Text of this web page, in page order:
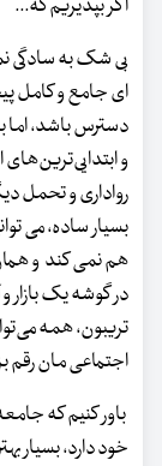
اگر بپذیریم که...
بی شک به سادگی
ای جامع و کامل
دسترس باشد، اما
و
رواداری و تحمل
بسیار ساده، می
هم نمی کند و
در گوشه یک
تریبون، همه
اجتماعی مان رقم
باور کنیم که
خود دارد، بسیار